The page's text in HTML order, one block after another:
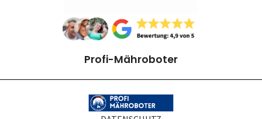
Profi-Mähroboter